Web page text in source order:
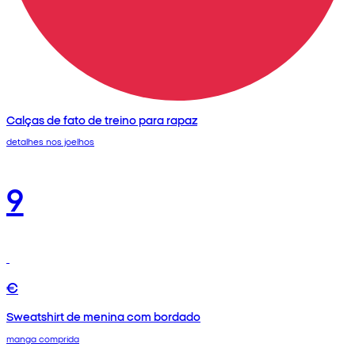
Calças de fato de treino para rapaz
detalhes nos joelhos
9
€
Sweatshirt de menina com bordado
manga comprida